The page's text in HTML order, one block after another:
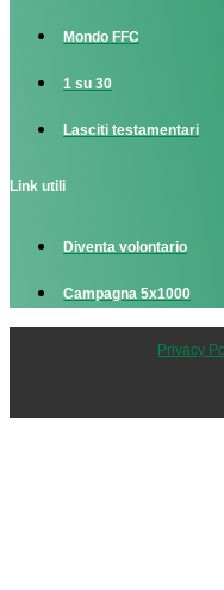
Mondo FFC
1 su 30
Lasciti testamentari
Link utili
Diventa volontario
Campagna 5x1000
Privacy